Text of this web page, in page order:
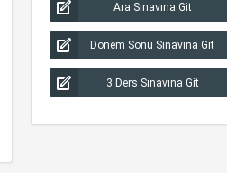
Ara Sınavına Git
Dönem Sonu Sınavına Git
3 Ders Sınavına Git